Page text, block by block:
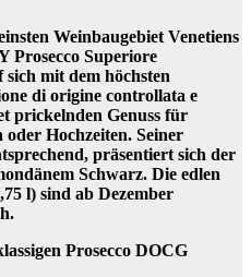
Weinbaugebiet Venetiens
Prosecco Superiore
mit dem höchsten
di origine controllata e
prickelnden Genuss für
oder Hochzeiten. Seiner
präsentiert sich der
Schwarz. Die edlen
l) sind ab Dezember
Prosecco DOCG